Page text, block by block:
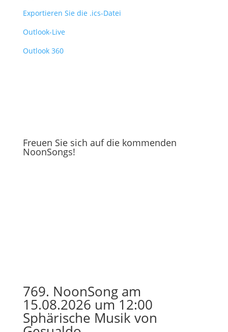
Exportieren Sie die .ics-Datei
Outlook-Live
Outlook 360
Freuen Sie sich auf die kommenden
NoonSongs!
769. NoonSong am
15.08.2026 um 12:00
Sphärische Musik von